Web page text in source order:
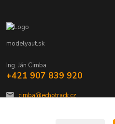
modelyaut.sk
Ing. Ján Cimba
+421 907 839 920
cimba@echotrack.cz